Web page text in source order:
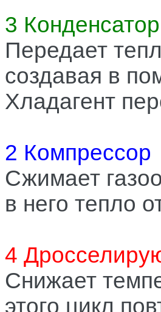
3 Конденсатор
Передает
создавая в
Хладагент
2 Компрессор
Сжимает
в него тепло
4
Снижает
этого цикл